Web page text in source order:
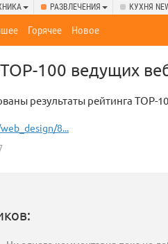
РАЗВЛЕЧЕНИЯ КУХНЯ
Горячее Новое
100 ведущих
результаты рейтинга TOP-
8...